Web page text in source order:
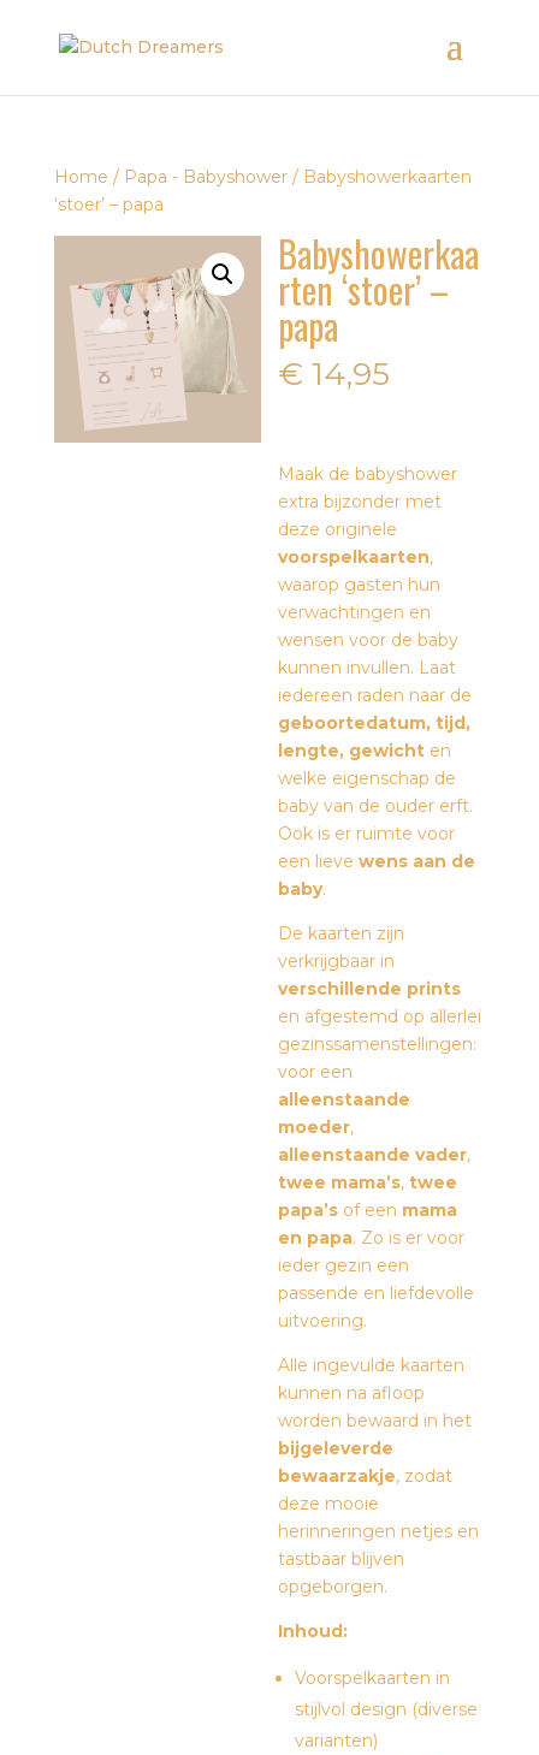
Home / Papa - Babyshower/ Babyshowerkaarten
‘stoer’ – papa
Babyshowerkaa
rten ‘stoer’ –
papa
€ 14,95
Maak de babyshower
extra bijzonder met
deze originele
voorspelkaarten,
waarop gasten hun
verwachtingen en
wensen voor de baby
kunnen invullen. Laat
iedereen raden naar de
geboortedatum, tijd,
lengte, gewicht en
welke eigenschap de
baby van de ouder erft.
Ook is er ruimte voor
een lievewens aan de
baby.
De kaarten zijn
verkrijgbaar in
verschillende prints
en afgestemd op allerlei
gezinssamenstellingen:
voor een
alleenstaande
moeder,
alleenstaande vader,
twee mama’s,twee
papa’s of een mama
en papa. Zo is er voor
ieder gezin een
passende en liefdevolle
uitvoering.
Alle ingevulde kaarten
kunnen na afloop
worden bewaard in het
bijgeleverde
bewaarzakje, zodat
deze mooie
herinneringen netjes en
tastbaar blijven
opgeborgen.
Inhoud:
Voorspelkaarten in
stijlvol design (diverse
varianten)